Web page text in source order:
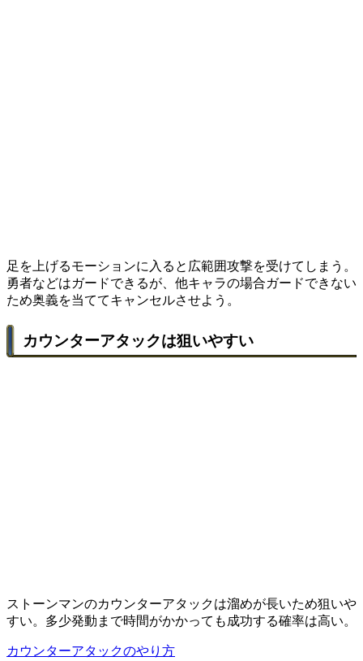
足を上げるモーションに入ると広範囲攻撃を受けてしまう。
勇者などはガードできるが、他キャラの場合ガードできない
ため奥義を当ててキャンセルさせよう。
カウンターアタックは狙いやすい
ストーンマンのカウンターアタックは溜めが長いため狙いや
すい。多少発動まで時間がかかっても成功する確率は高い。
カウンターアタックのやり方